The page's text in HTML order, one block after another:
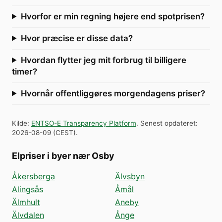
Hvorfor er min regning højere end spotprisen?
Hvor præcise er disse data?
Hvordan flytter jeg mit forbrug til billigere
timer?
Hvornår offentliggøres morgendagens priser?
Kilde: ENTSO-E Transparency Platform. Senest opdateret:
2026-08-09 (CEST).
Elpriser i byer nær Osby
Åkersberga
Alingsås
Älmhult
Älvdalen
Älvsbyn
Åmål
Aneby
Ånge